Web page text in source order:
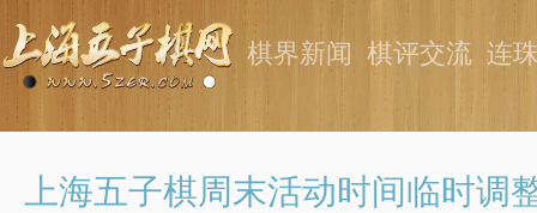
棋界新闻 棋评交流 连
上海五子棋周末活动时间临时调